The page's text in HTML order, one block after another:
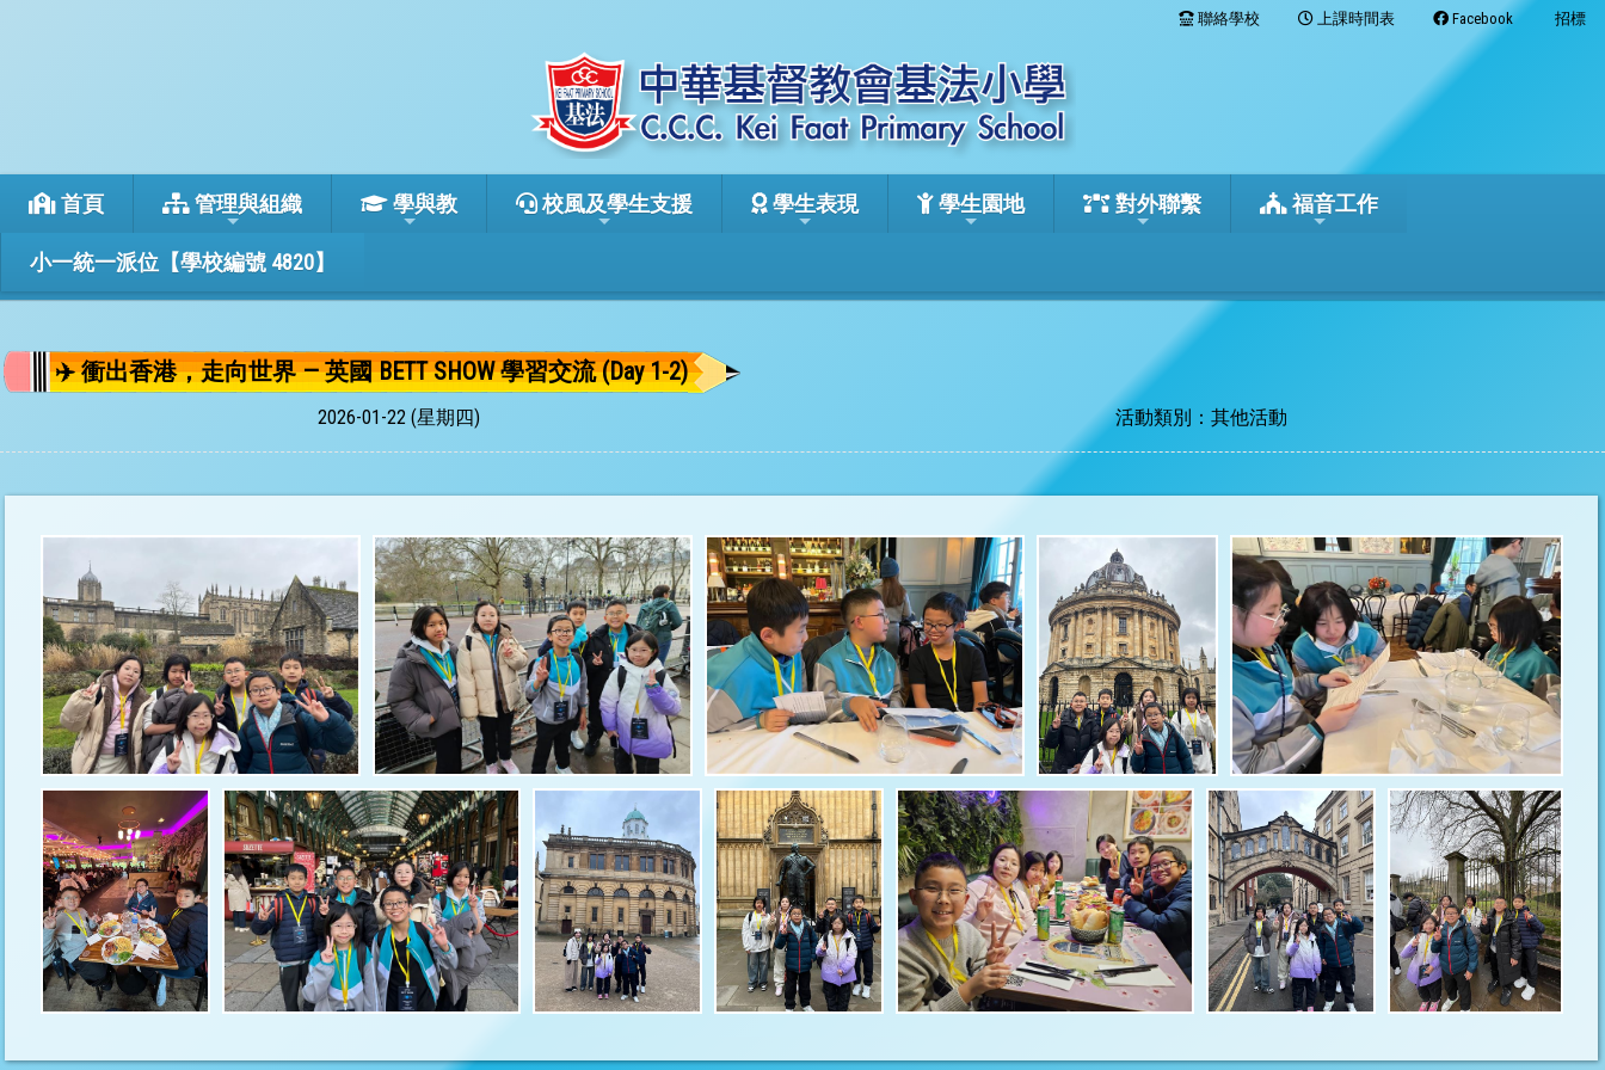
聯絡學校 上課時間表 Facebook 招標
首頁 管理與組織 學與教 校風及學生支援 學生表現 學生園地 對外聯繫 福音工作
小一統一派位【學校編號 4820】
✈️ 衝出香港，走向世界 — 英國 BETT SHOW 學習交流 (Day 1-2)
2026-01-22 (星期四) 活動類別：其他活動